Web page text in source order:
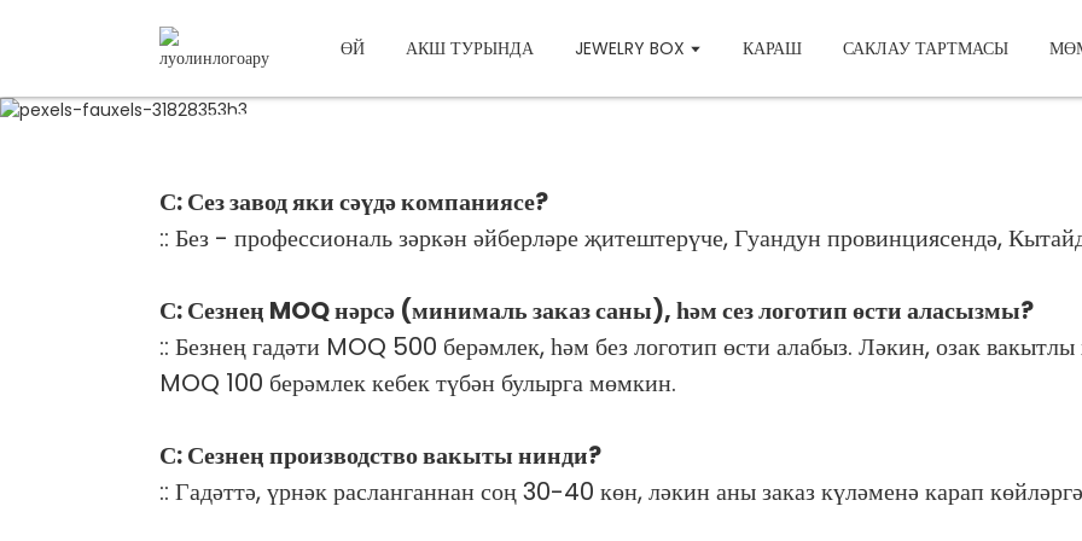
ӨЙ АКШ ТУРЫНДА JEWELRY BOX КАРАШ САКЛАУ ТАРТМАСЫ
Сораулар
С: Сез завод яки сәүдә компаниясе?
:: Без - профессиональ зәркән әйберләре җитештерүче, Гуандун провинциясендә,
С: Сезнең MOQ нәрсә (минималь заказ саны), һәм сез логотип өсти аласызмы?
:: Безнең гадәти MOQ 500 берәмлек, һәм без логотип өсти алабыз. Ләкин, озак
MOQ 100 берәмлек кебек түбән булырга мөмкин.
С: Сезнең производство вакыты нинди?
:: Гадәттә, үрнәк расланганнан соң 30-40 көн, ләкин аны заказ күләменә карап